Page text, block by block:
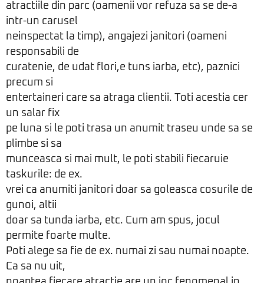
atractiile din parc (oamenii vor refuza sa se de-a
intr-un carusel
neinspectat la timp), angajezi janitori (oameni
responsabili de
curatenie, de udat flori,e tuns iarba, etc), paznici
precum si
entertaineri care sa atraga clientii. Toti acestia cer
un salar fix
pe luna si le poti trasa un anumit traseu unde sa se
plimbe si sa
munceasca si mai mult, le poti stabili fiecaruie
taskurile: de ex.
vrei ca anumiti janitori doar sa goleasca cosurile de
gunoi, altii
doar sa tunda iarba, etc. Cum am spus, jocul
permite foarte multe.
Poti alege sa fie de ex. numai zi sau numai noapte.
Ca sa nu uit,